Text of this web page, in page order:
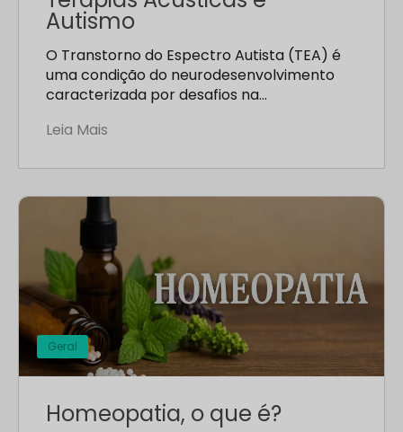
Autismo
O Transtorno do Espectro Autista (TEA) é
uma condição do neurodesenvolvimento
caracterizada por desafios na…
Leia Mais
Geral
Homeopatia, o que é?